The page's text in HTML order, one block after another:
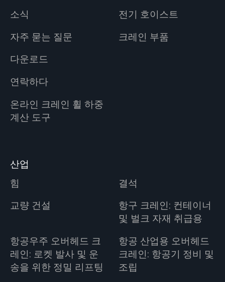
소식
자주 묻는 질문
다운로드
연락하다
온라인 크레인 휠 하중
계산 도구
전기 호이스트
크레인 부품
산업
힘
결석
교량 건설
항구 크레인: 컨테이너
및 벌크 자재 취급용
항공우주 오버헤드 크
레인: 로켓 발사 및 운
송을 위한 정밀 리프팅
항공 산업용 오버헤드
크레인: 항공기 정비 및
조립